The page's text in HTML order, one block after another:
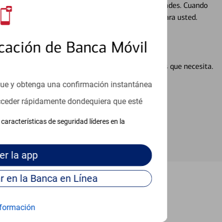
de Banca Móvil
y obtenga una confirmación instantánea
rápidamente dondequiera que esté
de seguridad líderes en la
la app
Continúe para entrar en la Banca en Línea
su futuro se mueve de acuerdo con sus necesidades. Cuando
con usted en un momento que sea adecuado para usted.
línea puede ayudar a proporcionar las respuestas que necesita.